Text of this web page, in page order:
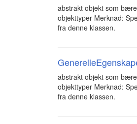
abstrakt objekt som
objekttyper Merknad:
fra denne klassen.
abstrakt objekt som
objekttyper Merknad:
fra denne klassen.